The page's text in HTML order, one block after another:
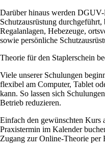
Darüber hinaus werden
Schutzausrüstung
Regalanlagen, Hebezeuge,
sowie persönliche
Theorie für den Staplerschein
Viele unserer Schulungen
flexibel am Computer, Tablet
kann. So lassen sich
Betrieb reduzieren.
Einfach den gewünschten Kurs
Praxistermin im Kalender
Zugang zur Online-Theorie per